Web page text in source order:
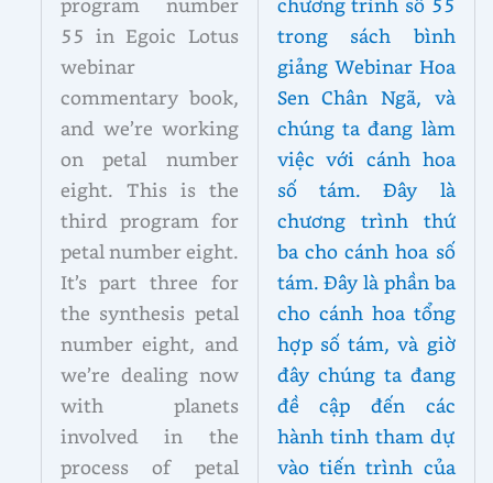
55 in Egoic Lotus
webinar
commentary book,
and we’re working
on petal number
eight. This is the
third program for
petal number eight.
It’s part three for
the synthesis petal
number eight, and
we’re dealing now
with planets
involved in the
process of petal
trong sách bình
giảng Webinar Hoa
Sen Chân Ngã, và
chúng ta đang làm
việc với cánh hoa
số tám. Đây là
chương trình thứ
ba cho cánh hoa số
tám. Đây là phần ba
cho cánh hoa tổng
hợp số tám, và giờ
đây chúng ta đang
đề cập đến các
hành tinh tham dự
vào tiến trình của